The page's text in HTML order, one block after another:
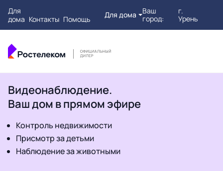
Для
дома Контакты Помощь Для дома
Ваш
город:
г.
Урень
Видеонаблюдение.
Ваш дом в прямом эфире
Контроль недвижимости
Присмотр за детьми
Наблюдение за животными